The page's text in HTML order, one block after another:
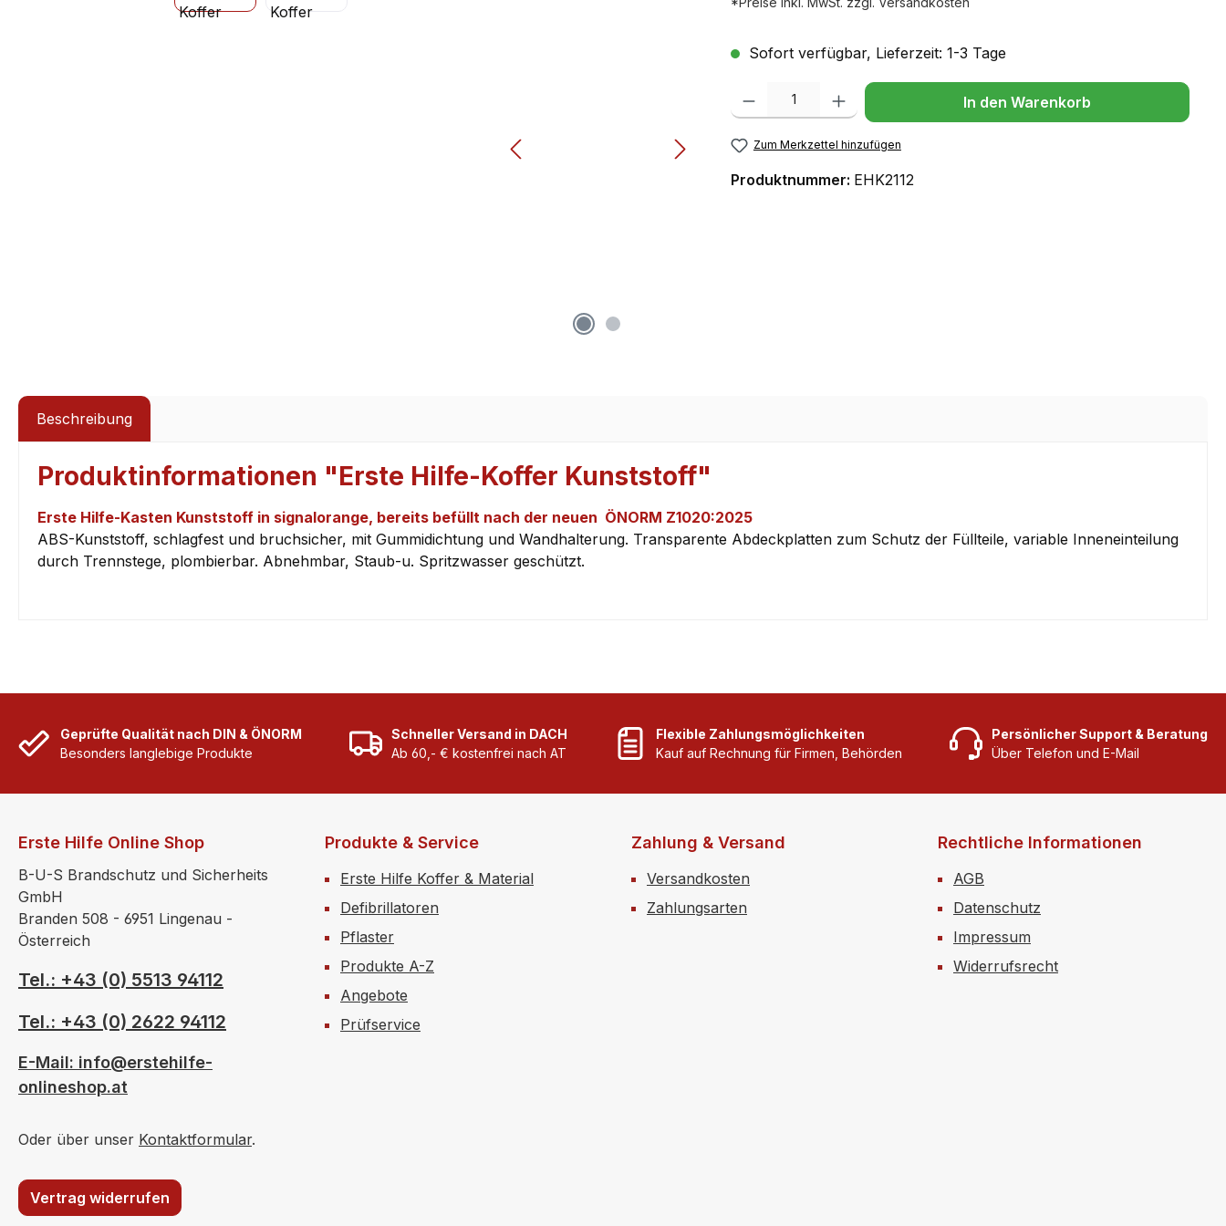
Sofort verfügbar, Lieferzeit: 1-3 Tage
Produkt Anzahl: Gib den gewünschten Wert ein oder benutze die Schaltflächen
In den Warenkorb
Zum Merkzettel hinzufügen
Produktnummer: EHK2112
Beschreibung
Produktinformationen "Erste Hilfe-Koffer Kunststoff"
Erste Hilfe-Kasten Kunststoff in signalorange, bereits befüllt nach der neuen ÖNORM Z1020:2025
ABS-Kunststoff, schlagfest und bruchsicher, mit Gummidichtung und Wandhalterung. Transparente Abdeckplatten zum Schutz der Füllteile, variable Inneneinteilung
durch Trennstege, plombierbar. Abnehmbar, Staub-u. Spritzwasser geschützt.
Geprüfte Qualität nach DIN & ÖNORM
Besonders langlebige Produkte
Schneller Versand in DACH
Ab 60,- € kostenfrei nach AT
Flexible Zahlungsmöglichkeiten
Kauf auf Rechnung für Firmen, Behörden
Persönlicher Support & Beratung
Über Telefon und E-Mail
Erste Hilfe Online Shop
B-U-S Brandschutz und Sicherheits
GmbH
Branden 508 - 6951 Lingenau -
Österreich
Tel.: +43 (0) 5513 94112
Tel.: +43 (0) 2622 94112
E-Mail: info@erstehilfe-
onlineshop.at
Oder über unser Kontaktformular.
Vertrag widerrufen
Produkte & Service
Erste Hilfe Koffer & Material
Defibrillatoren
Pflaster
Produkte A-Z
Angebote
Prüfservice
Zahlung & Versand
Versandkosten
Zahlungsarten
Rechtliche Informationen
AGB
Datenschutz
Impressum
Widerrufsrecht